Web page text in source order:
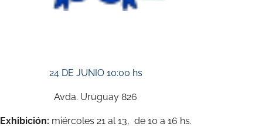
24 DE JUNIO 10:00 hs
Avda. Uruguay 826
Exhibición: miércoles 21 al 13, de 10 a 16 hs.